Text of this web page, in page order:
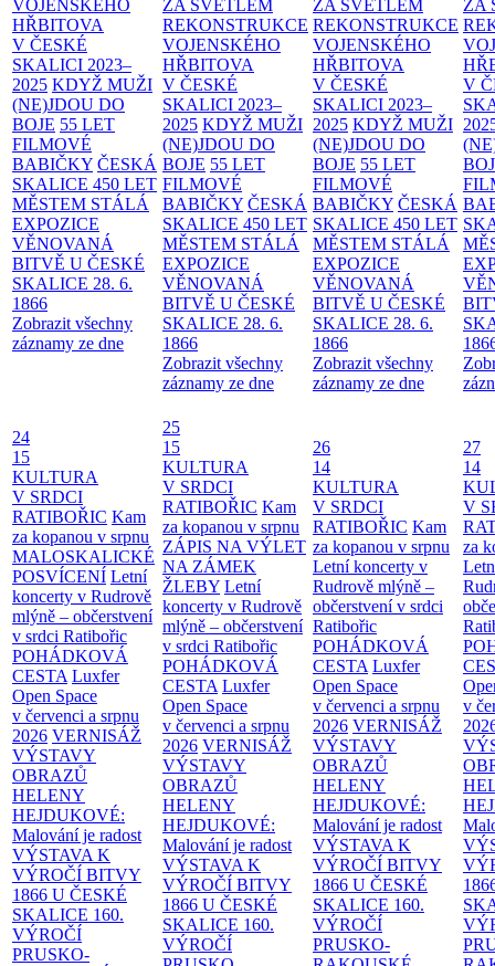
VOJENSKÉHO
HŘBITOVA
V ČESKÉ
SKALICI 2023–
2025 KDYŽ MUŽI
(NE)JDOU DO
BOJE 55 LET
FILMOVÉ
BABIČKY ČESKÁ
SKALICE 450 LET
MĚSTEM STÁLÁ
EXPOZICE
VĚNOVANÁ
BITVĚ U ČESKÉ
SKALICE 28. 6.
1866
Zobrazit všechny
záznamy ze dne
ZA SVĚTLEM
REKONSTRUKCE
VOJENSKÉHO
HŘBITOVA
V ČESKÉ
SKALICI 2023–
2025 KDYŽ MUŽI
(NE)JDOU DO
BOJE 55 LET
FILMOVÉ
BABIČKY ČESKÁ
SKALICE 450 LET
MĚSTEM STÁLÁ
EXPOZICE
VĚNOVANÁ
BITVĚ U ČESKÉ
SKALICE 28. 6.
1866
Zobrazit všechny
záznamy ze dne
ZA SVĚTLEM
REKONSTRUKCE
VOJENSKÉHO
HŘBITOVA
V ČESKÉ
SKALICI 2023–
2025 KDYŽ MUŽI
(NE)JDOU DO
BOJE 55 LET
FILMOVÉ
BABIČKY ČESKÁ
SKALICE 450 LET
MĚSTEM STÁLÁ
EXPOZICE
VĚNOVANÁ
BITVĚ U ČESKÉ
SKALICE 28. 6.
1866
Zobrazit všechny
záznamy ze dne
ZA
V
24
15
KULTURA
V SRDCI
RATIBOŘIC Kam
za kopanou v srpnu
MALOSKALICKÉ
POSVÍCENÍ Letní
koncerty v Rudrově
mlýně – občerstvení
v srdci Ratibořic
POHÁDKOVÁ
CESTA Luxfer
Open Space
v červenci a srpnu
2026 VERNISÁŽ
VÝSTAVY
OBRAZŮ
HELENY
HEJDUKOVÉ:
Malování je radost
VÝSTAVA K
VÝROČÍ BITVY
1866 U ČESKÉ
SKALICE 160.
VÝROČÍ
PRUSKO-
25
15
KULTURA
V SRDCI
RATIBOŘIC Kam
za kopanou v srpnu
ZÁPIS NA VÝLET
NA ZÁMEK
ŽLEBY Letní
koncerty v Rudrově
mlýně – občerstvení
v srdci Ratibořic
POHÁDKOVÁ
CESTA Luxfer
Open Space
v červenci a srpnu
2026 VERNISÁŽ
VÝSTAVY
OBRAZŮ
HELENY
HEJDUKOVÉ:
Malování je radost
VÝSTAVA K
VÝROČÍ BITVY
1866 U ČESKÉ
SKALICE 160.
VÝROČÍ
26
14
KULTURA
V SRDCI
RATIBOŘIC Kam
za kopanou v srpnu
Letní koncerty v
Rudrově mlýně –
občerstvení v srdci
Ratibořic
POHÁDKOVÁ
CESTA Luxfer
Open Space
v červenci a srpnu
2026 VERNISÁŽ
VÝSTAVY
OBRAZŮ
HELENY
HEJDUKOVÉ:
Malování je radost
VÝSTAVA K
VÝROČÍ BITVY
1866 U ČESKÉ
SKALICE 160.
VÝROČÍ
PRUSKO-
27
14
V
za
v